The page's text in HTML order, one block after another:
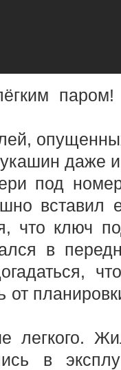
даже и
под
вставил
что ключ
в
от
в